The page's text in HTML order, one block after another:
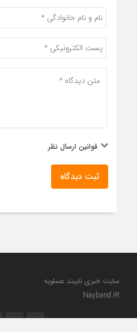
قوانین ارسال نظر
ثبت دیدگاه
سایت خبری نایبند عسلویه
Nayband.iR